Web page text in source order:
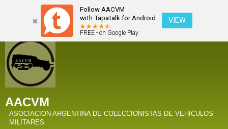
Follow AACVM
with Tapatalk for Android
FREE - on Google Play
VIEW
AACVM
ASOCIACION ARGENTINA DE COLECCIONISTAS DE VEHICULOS
MILITARES